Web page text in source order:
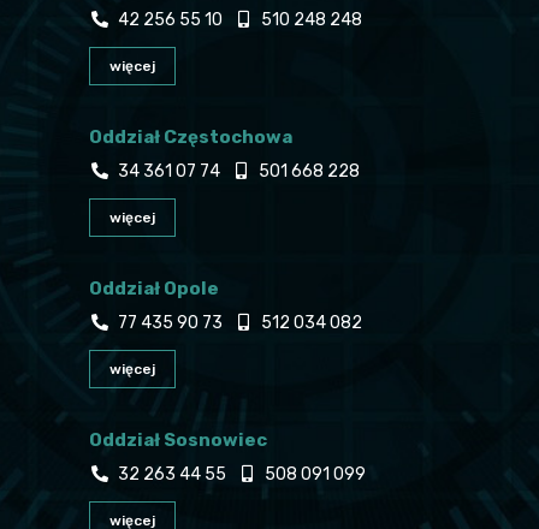
42 256 55 10 510 248 248
więcej
Oddział Częstochowa
34 361 07 74 501 668 228
więcej
Oddział Opole
77 435 90 73 512 034 082
więcej
Oddział Sosnowiec
32 263 44 55 508 091 099
więcej